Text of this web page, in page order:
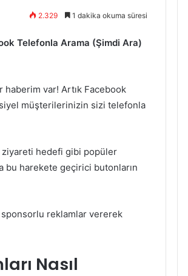
2.329 1 dakika okuma süresi
Telefonla Arama (Şimdi Ara)
haberim var! Artık Facebook
müşterilerinizin sizi telefonla
ziyareti hedefi gibi popüler
bu harekete geçirici butonların
sponsorlu reklamlar vererek
Nasıl